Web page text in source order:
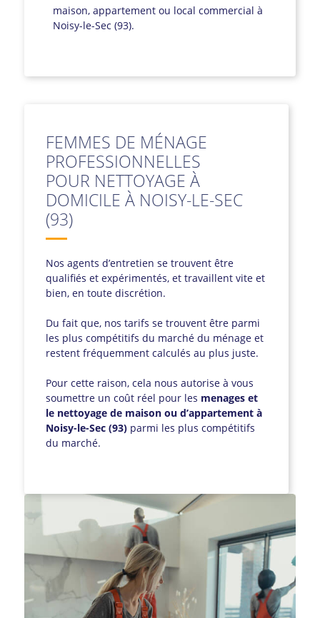
maison, appartement ou local commercial à
Noisy-le-Sec (93).
FEMMES DE MÉNAGE
PROFESSIONNELLES
POUR NETTOYAGE À
DOMICILE À NOISY-LE-SEC
(93)
Nos agents d’entretien se trouvent être
qualifiés et expérimentés, et travaillent vite et
bien, en toute discrétion.
Du fait que, nos tarifs se trouvent être parmi
les plus compétitifs du marché du ménage et
restent fréquemment calculés au plus juste.
Pour cette raison, cela nous autorise à vous
soumettre un coût réel pour les menages et
le nettoyage de maison ou d’appartement à
Noisy-le-Sec (93) parmi les plus compétitifs
du marché.